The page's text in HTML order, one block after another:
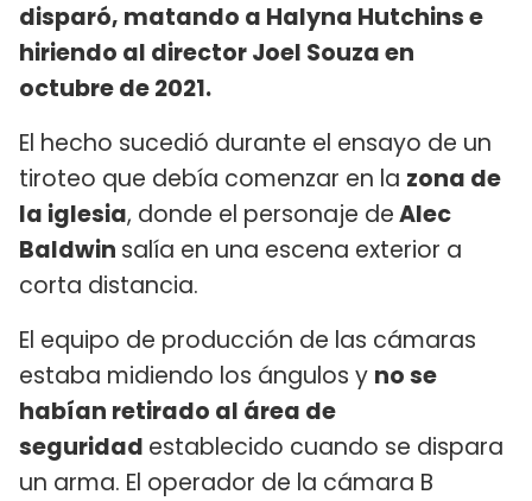
disparó, matando a Halyna Hutchins e
hiriendo al director Joel Souza en
octubre de 2021.
El hecho sucedió durante el ensayo de un
tiroteo que debía comenzar en la zona de
la iglesia, donde el personaje deAlec
Baldwin salía en una escena exterior a
corta distancia.
El equipo de producción de las cámaras
estaba midiendo los ángulos y no se
habían retirado al área de
seguridad establecido cuando se dispara
un arma. El operador de la cámara B